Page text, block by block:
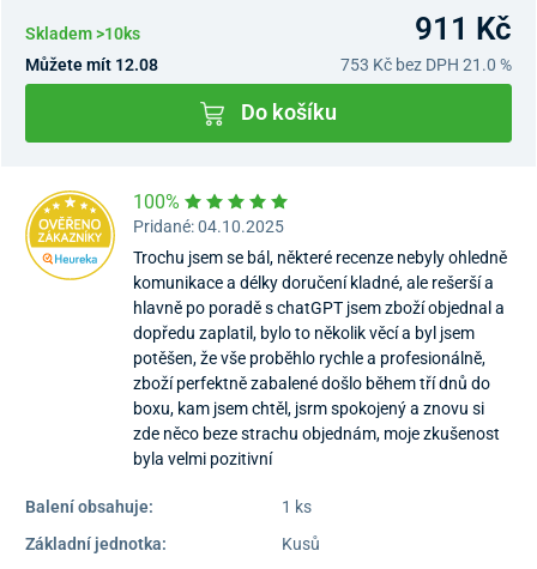
Skladem >10ks 911 Kč
Můžete mít 12.08 753 Kč bez DPH 21.0 %
Do košíku
100%
Pridané: 04.10.2025
Trochu jsem se bál, některé recenze nebyly ohledně
komunikace a délky doručení kladné, ale rešerší a
hlavně po poradě s chatGPT jsem zboží objednal a
dopředu zaplatil, bylo to několik věcí a byl jsem
potěšen, že vše proběhlo rychle a profesionálně,
zboží perfektně zabalené došlo během tří dnů do
boxu, kam jsem chtěl, jsrm spokojený a znovu si
zde něco beze strachu objednám, moje zkušenost
byla velmi pozitivní
Balení obsahuje:
1 ks
Základní jednotka:
Kusů